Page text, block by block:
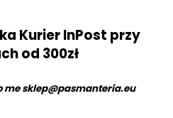
Kurier InPost przy
od 300zł
mesklep@pasmanteria.eu